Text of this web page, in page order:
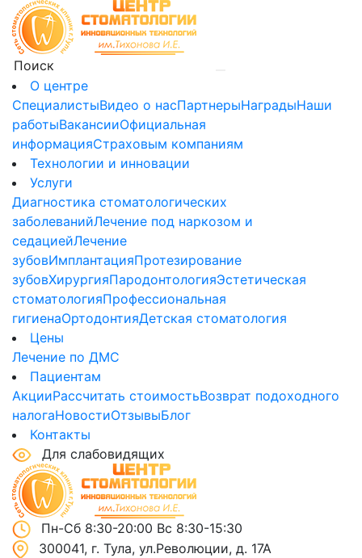
О центре
СпециалистыВидео о насПартнерыНаградыНаши
работыВакансииОфициальная
информацияСтраховым компаниям
Технологии и инновации
Услуги
Диагностика стоматологических
заболеванийЛечение под наркозом и
седациейЛечение
зубовИмплантацияПротезирование
зубовХирургияПародонтологияЭстетическая
стоматологияПрофессиональная
гигиенаОртодонтияДетская стоматология
Цены
Лечение по ДМС
Пациентам
АкцииРассчитать стоимостьВозврат подоходного
налогаНовостиОтзывыБлог
Контакты
Для слабовидящих
Пн-Сб 8:30-20:00 Вс 8:30-15:30
300041, г. Тула, ул.Революции, д. 17А